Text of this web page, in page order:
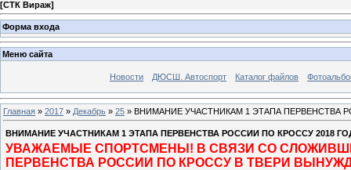
[СТК Вираж]
Форма входа
Меню сайта
Новости ДЮСШ. Автоспорт Каталог файлов
Главная » 2017 » Декабрь » 25 » ВНИМАНИЕ УЧАСТНИКАМ 1 ЭТАПА ПЕРВЕНСТВА
ВНИМАНИЕ УЧАСТНИКАМ 1 ЭТАПА ПЕРВЕНСТВА РОССИИ ПО КРОССУ 2018
УВАЖАЕМЫЕ СПОРТСМЕНЫ! В СВЯЗИ СО
ПЕРВЕНСТВА РОССИИ ПО КРОССУ В ТВЕРИ